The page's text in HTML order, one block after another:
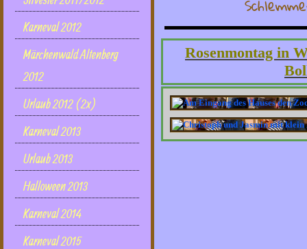
Karneval 2012
Märchenwald Altenberg
2012
Urlaub 2012 (2x)
Karneval 2013
Urlaub 2013
Halloween 2013
Karneval 2014
Karneval 2015
Rosenmontag in